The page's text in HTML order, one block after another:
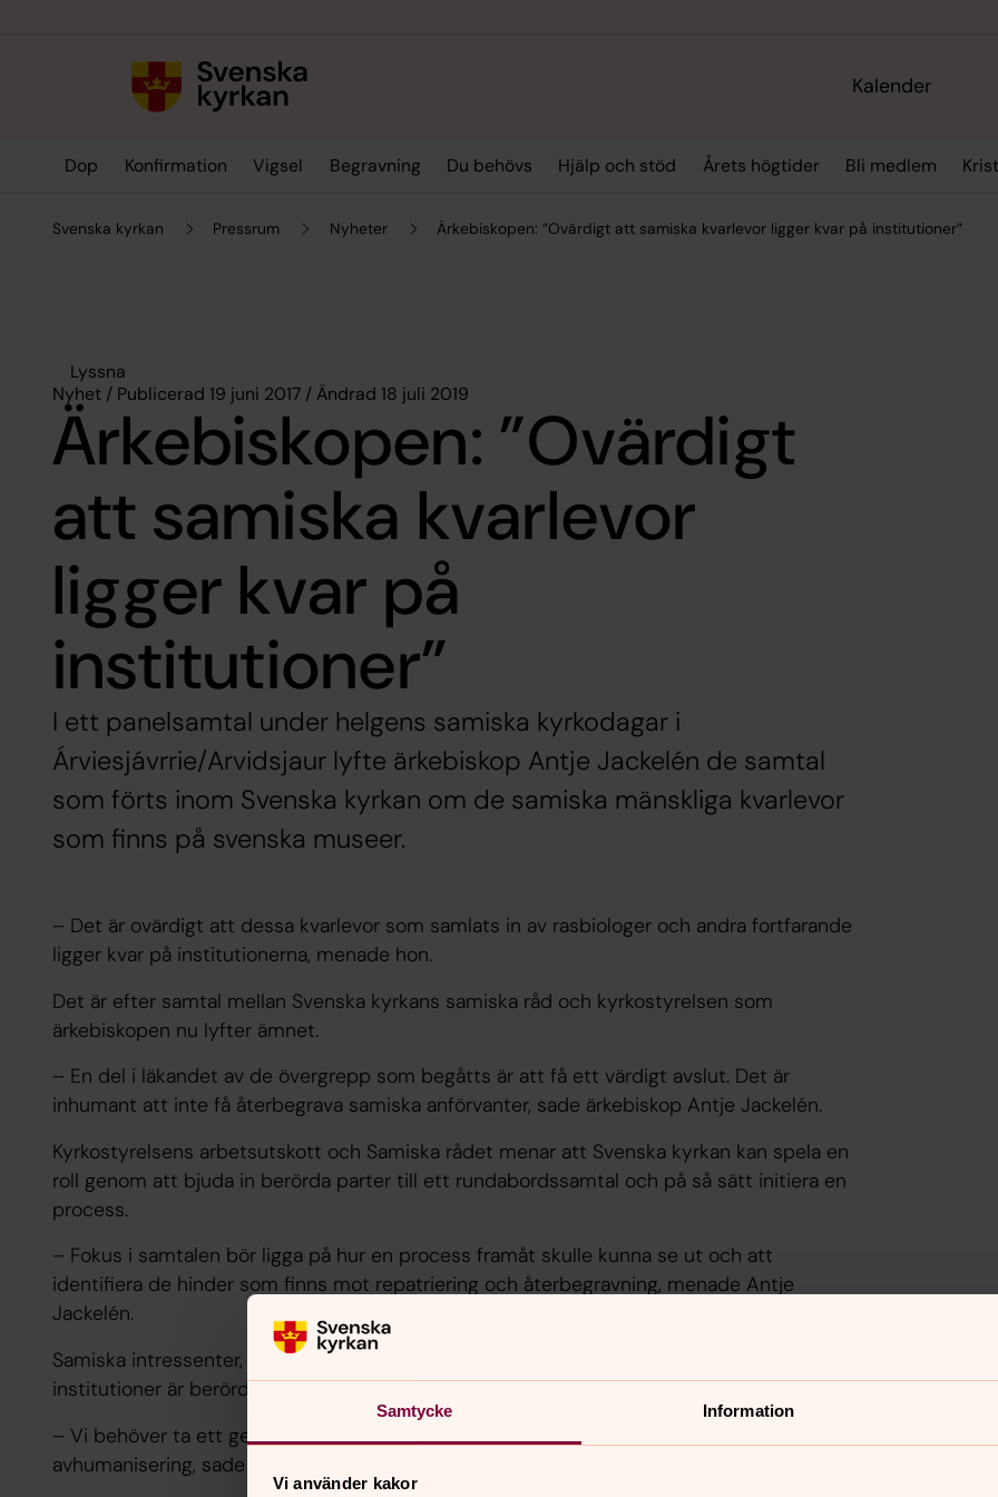
Samtycke Information
Vi använder kakor
Kalender
Dop Konfirmation Vigsel Begravning Du behövs Hjälp och stöd Årets högtider Bli medlem
Svenska kyrkan Pressrum Nyheter Ärkebiskopen: ”Ovärdigt att samiska kvarlevor ligger kvar på institutioner”
Lyssna
Nyhet / Publicerad 19 juni 2017 / Ändrad 18 juli 2019
Ärkebiskopen: ”Ovärdigt
att samiska kvarlevor
ligger kvar på
institutioner”
I ett panelsamtal under helgens samiska kyrkodagar i
Árviesjávrrie/Arvidsjaur lyfte ärkebiskop Antje Jackelén de samtal
som förts inom Svenska kyrkan om de samiska mänskliga kvarlevor
som finns på svenska museer.
– Det är ovärdigt att dessa kvarlevor som samlats in av rasbiologer och andra fortfarande
ligger kvar på institutionerna, menade hon.
Det är efter samtal mellan Svenska kyrkans samiska råd och kyrkostyrelsen som
ärkebiskopen nu lyfter ämnet.
– En del i läkandet av de övergrepp som begåtts är att få ett värdigt avslut. Det är
inhumant att inte få återbegrava samiska anförvanter, sade ärkebiskop Antje Jackelén.
Kyrkostyrelsens arbetsutskott och Samiska rådet menar att Svenska kyrkan kan spela en
roll genom att bjuda in berörda parter till ett rundabordssamtal och på så sätt initiera en
process.
– Fokus i samtalen bör ligga på hur en process framåt skulle kunna se ut och att
identifiera de hinder som finns mot repatriering och återbegravning, menade Antje
Jackelén.
Samiska intressenter, regeringskansliet, riksantikvarieämbetet, museer och andra
institutioner är berörda av ett sådant samtal.
– Vi behöver ta ett gemensamt ansvar i den här frågan för att inte bidra till en fortsatt
avhumanisering, sade Antje Jackelén.